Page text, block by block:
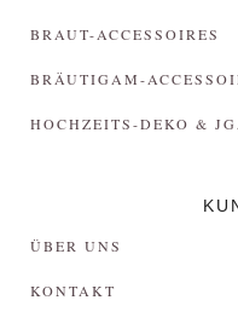
BRAUT-ACCESSOIRES
BRÄUTIGAM-
HOCHZEITS-DEKO &
ÜBER UNS
KONTAKT